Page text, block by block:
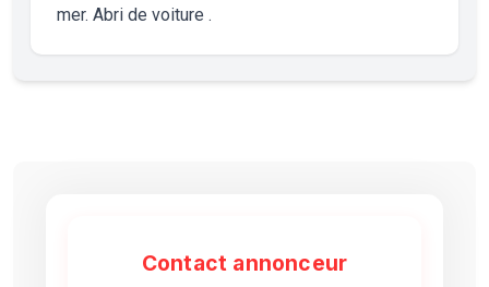
mer. Abri de voiture .
Contact annonceur